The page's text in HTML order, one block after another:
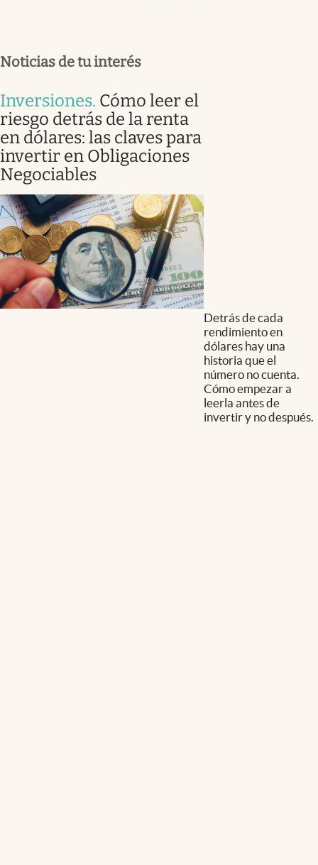
Noticias de tu interés
Inversiones. Cómo leer el
riesgo detrás de la renta
en dólares: las claves para
invertir en Obligaciones
Negociables
Detrás de cada
rendimiento en
dólares hay una
historia que el
número no cuenta.
Cómo empezar a
leerla antes de
invertir y no después.